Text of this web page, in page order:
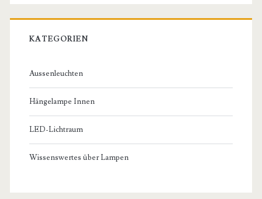
KATEGORIEN
Aussenleuchten
Hängelampe Innen
LED-Lichtraum
Wissenswertes über Lampen